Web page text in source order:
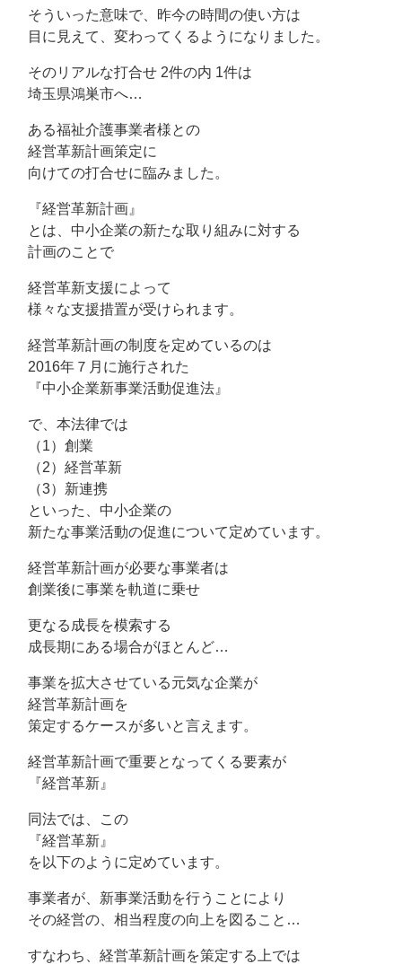
そういった意味で、昨今の時間の使い方は
目に見えて、変わってくるようになりました。
そのリアルな打合せ 2件の内 1件は
埼玉県鴻巣市へ…
ある福祉介護事業者様との
経営革新計画策定に
向けての打合せに臨みました。
『経営革新計画』
とは、中小企業の新たな取り組みに対する
計画のことで
経営革新支援によって
様々な支援措置が受けられます。
経営革新計画の制度を定めているのは
2016年７月に施行された
『中小企業新事業活動促進法』
で、本法律では
（1）創業
（2）経営革新
（3）新連携
といった、中小企業の
新たな事業活動の促進について定めています。
経営革新計画が必要な事業者は
創業後に事業を軌道に乗せ
更なる成長を模索する
成長期にある場合がほとんど…
事業を拡大させている元気な企業が
経営革新計画を
策定するケースが多いと言えます。
経営革新計画で重要となってくる要素が
『経営革新』
同法では、この
『経営革新』
を以下のように定めています。
事業者が、新事業活動を行うことにより
その経営の、相当程度の向上を図ること…
すなわち、経営革新計画を策定する上では